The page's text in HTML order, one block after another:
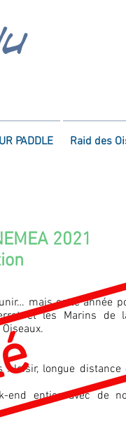
PADDLE Raid des
2021
maiscette année
et les Marins de
loisir, longue distance
entier, avec de